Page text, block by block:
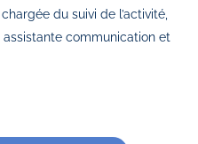
du suivi de l’activité,
communication et